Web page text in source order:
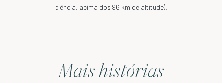
ciência, acima dos 96 km de altitude).
Mais histórias